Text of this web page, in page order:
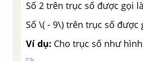
Số 2 trên trục số được gọi
Số \( - 9\) trên trục số được
Ví dụ: Cho trục số như